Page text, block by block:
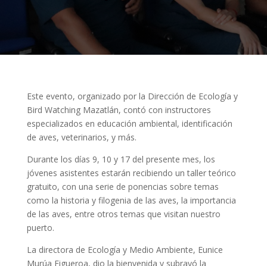
Este evento, organizado por la Dirección de Ecología y
Bird Watching Mazatlán, contó con instructores
especializados en educación ambiental, identificación
de aves, veterinarios, y más.
Durante los días 9, 10 y 17 del presente mes, los
jóvenes asistentes estarán recibiendo un taller teórico
gratuito, con una serie de ponencias sobretemas
como la historia y filogenia de las aves, la importancia
de las aves, entre otros temas que visitan nuestro
puerto.
La directora de Ecología y Medio Ambiente, Eunice
Murúa Figueroa, dio la bienvenida y subrayó la